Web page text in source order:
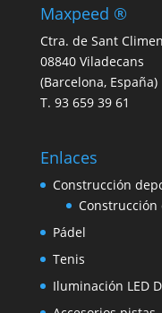
Maxpeed ®
Ctra. de Sant
08840 Viladecans
(Barcelona, España)
T. 93 659 39 61
Enlaces
Construcción
Pádel
Tenis
Iluminación LED